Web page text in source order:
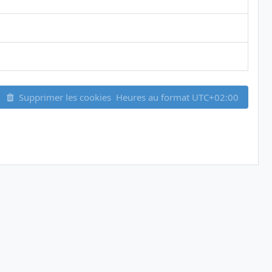
Supprimer les cookies Heures au format UTC+02:00